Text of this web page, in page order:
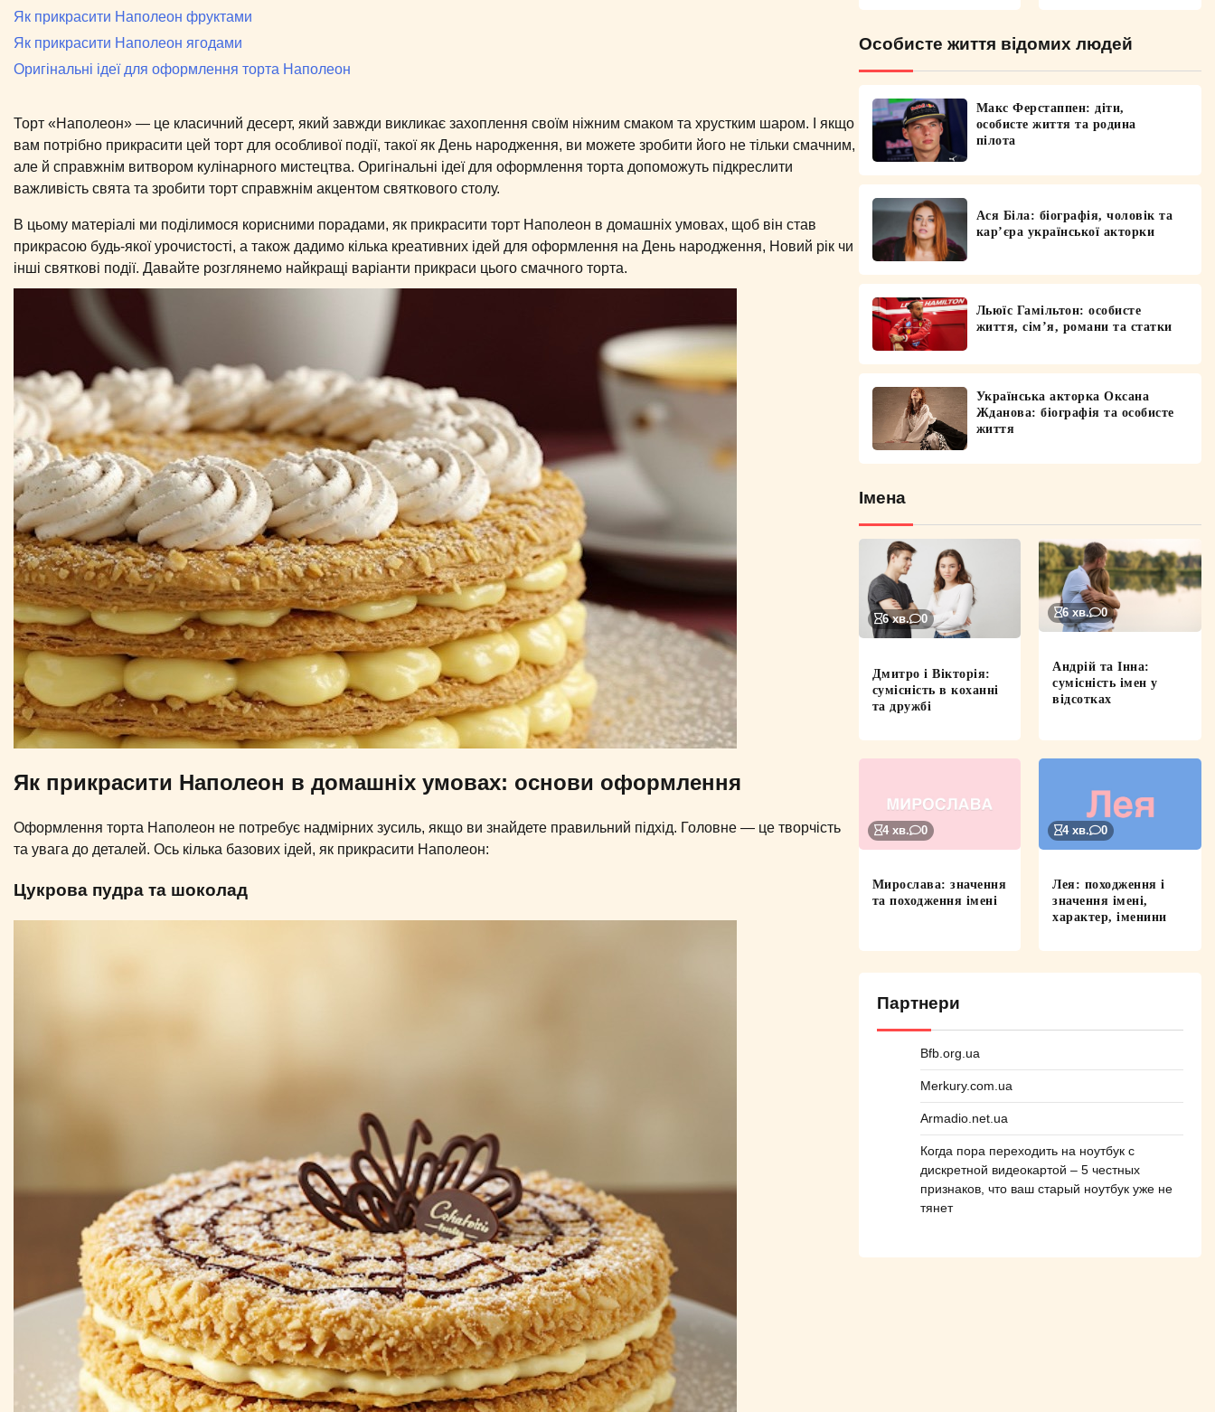
Як прикрасити Наполеон фруктами
Як прикрасити Наполеон ягодами
Оригінальні ідеї для оформлення торта Наполеон
Торт «Наполеон» — це класичний десерт, який завжди викликає захоплення своїм ніжним смаком та хрустким шаром. І якщо
вам потрібно прикрасити цей торт для особливої події, такої як День народження, ви можете зробити його не тільки смачним,
але й справжнім витвором кулінарного мистецтва. Оригінальні ідеї для оформлення торта допоможуть підкреслити
важливість свята та зробити торт справжнім акцентом святкового столу.
В цьому матеріалі ми поділимося корисними порадами, як прикрасити торт Наполеон в домашніх умовах, щоб він став
прикрасою будь-якої урочистості, а також дадимо кілька креативних ідей для оформлення на День народження, Новий рік чи
інші святкові події. Давайте розглянемо найкращі варіанти прикраси цього смачного торта.
Як прикрасити Наполеон в домашніх умовах: основи оформлення
Оформлення торта Наполеон не потребує надмірних зусиль, якщо ви знайдете правильний підхід. Головне — це творчість
та увага до деталей. Ось кілька базових ідей, як прикрасити Наполеон:
Цукрова пудра та шоколад
Особисте життя відомих людей
Макс Ферстаппен: діти,
особисте життя та родина
пілота
Ася Біла: біографія, чоловік та
кар’єра української акторки
Льюїс Гамільтон: особисте
життя, сім’я, романи та статки
Українська акторка Оксана
Жданова: біографія та особисте
життя
Імена
6 хв. 0
Дмитро і Вікторія:
сумісність в коханні
та дружбі
6 хв. 0
Андрій та Інна:
сумісність імен у
відсотках
4 хв. 0
Мирослава: значення
та походження імені
4 хв. 0
Лея: походження і
значення імені,
характер, іменини
Партнери
Bfb.org.ua
Merkury.com.ua
Armadio.net.ua
Когда пора переходить на ноутбук с
дискретной видеокартой – 5 честных
признаков, что ваш старый ноутбук уже не
тянет